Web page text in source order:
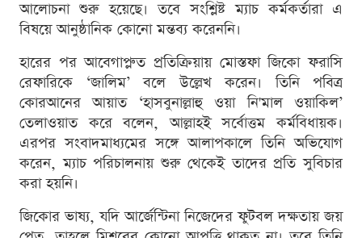
আলোচনা শুরু হয়েছে। তবে সংশ্লিষ্ট ম্যাচ কর্মকর্তারা এ
বিষয়ে আনুষ্ঠানিক কোনো মন্তব্য করেননি।
হারের পর আবেগাপ্লুত প্রতিক্রিয়ায় মোস্তফা জিকো ফরাসি
রেফারিকে ‘জালিম’ বলে উল্লেখ করেন। তিনি পবিত্র
কোরআনের আয়াত ‘হাসবুনাল্লাহু ওয়া নি'মাল ওয়াকিল’
তেলাওয়াত করে বলেন, আল্লাহই সর্বোত্তম কর্মবিধায়ক।
এরপর সংবাদমাধ্যমের সঙ্গে আলাপকালে তিনি অভিযোগ
করেন, ম্যাচ পরিচালনায় শুরু থেকেই তাদের প্রতি সুবিচার
করা হয়নি।
জিকোর ভাষ্য, যদি আর্জেন্টিনা নিজেদের ফুটবল দক্ষতায় জয়